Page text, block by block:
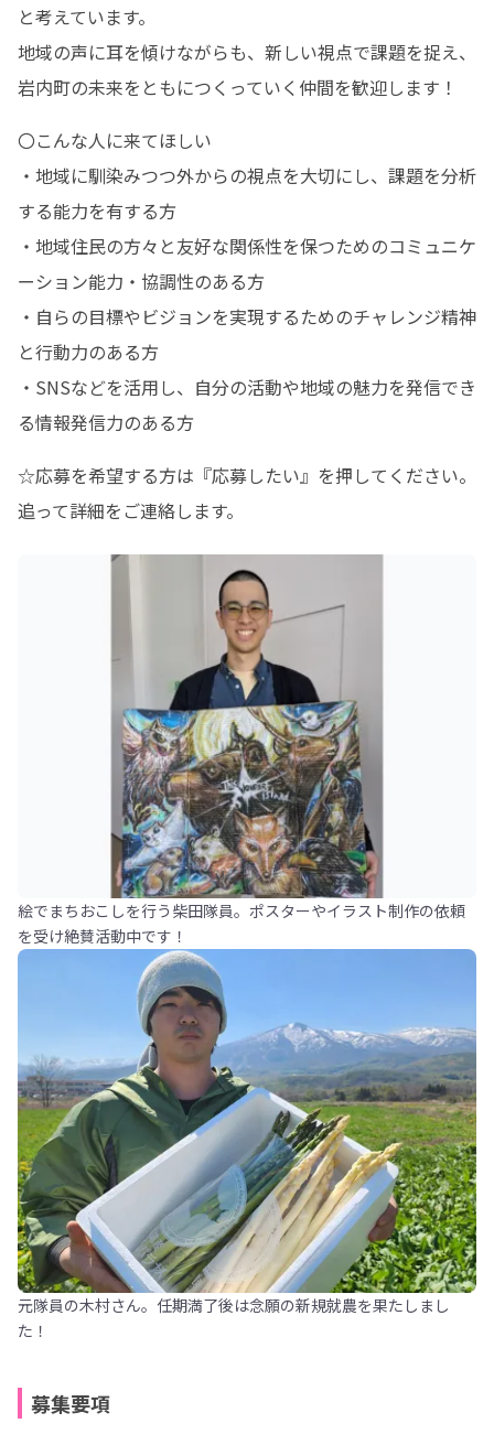
と考えています。
地域の声に耳を傾けながらも、新しい視点で課題を捉え、
岩内町の未来をともにつくっていく仲間を歓迎します！
〇こんな人に来てほしい
・地域に馴染みつつ外からの視点を大切にし、課題を分析
する能力を有する方
・地域住民の方々と友好な関係性を保つためのコミュニケ
ーション能力・協調性のある方
・自らの目標やビジョンを実現するためのチャレンジ精神
と行動力のある方
・SNSなどを活用し、自分の活動や地域の魅力を発信でき
る情報発信力のある方
☆応募を希望する方は『応募したい』を押してください。
追って詳細をご連絡します。
絵でまちおこしを行う柴田隊員。ポスターやイラスト制作の依頼
を受け絶賛活動中です！
元隊員の木村さん。任期満了後は念願の新規就農を果たしまし
た！
募集要項